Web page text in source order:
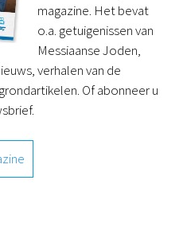
magazine. Het bevat
o.a. getuigenissen van
Messiaanse Joden,
verhalen van de
Of abonneer u